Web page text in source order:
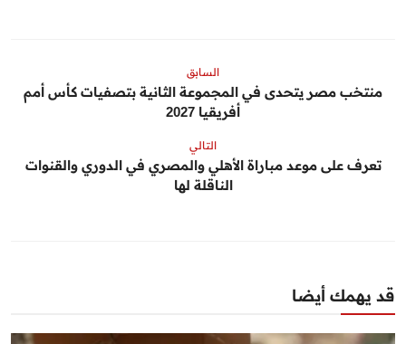
السابق
منتخب مصر يتحدى في المجموعة الثانية بتصفيات كأس أمم
أفريقيا 2027
التالي
تعرف على موعد مباراة الأهلي والمصري في الدوري والقنوات
الناقلة لها
قد يهمك أيضا